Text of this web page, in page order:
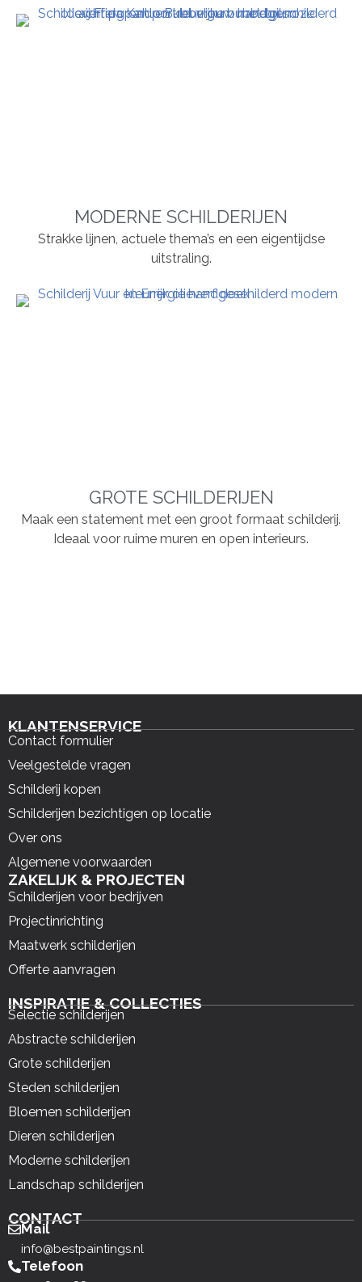
MODERNE SCHILDERIJEN
Strakke lijnen, actuele thema’s en een eigentijdse
uitstraling.
GROTE SCHILDERIJEN
Maak een statement met een groot formaat schilderij.
Ideaal voor ruime muren en open interieurs.
KLANTENSERVICE
Contact formulier
Veelgestelde vragen
Schilderij kopen
Schilderijen bezichtigen op locatie
Over ons
Algemene voorwaarden
ZAKELIJK & PROJECTEN
Schilderijen voor bedrijven
Projectinrichting
Maatwerk schilderijen
Offerte aanvragen
INSPIRATIE & COLLECTIES
Selectie schilderijen
Abstracte schilderijen
Grote schilderijen
Steden schilderijen
Bloemen schilderijen
Dieren schilderijen
Moderne schilderijen
Landschap schilderijen
CONTACT
Mail
info@bestpaintings.nl
Telefoon